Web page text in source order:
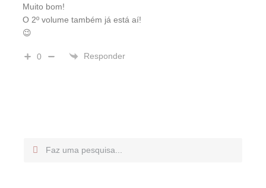
Muito bom!
O 2º volume também já está aí!
😉
0 Responder